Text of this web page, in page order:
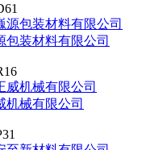
包装材料有限公司
机械有限公司